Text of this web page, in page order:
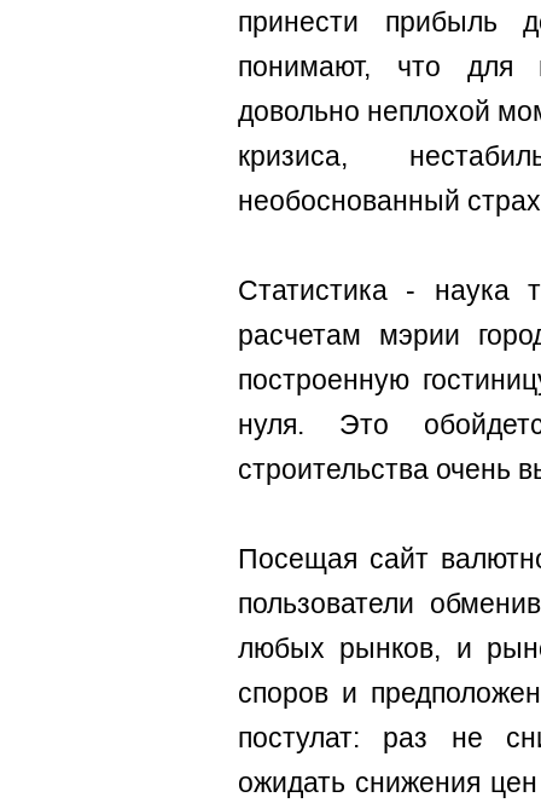
принести прибыль
понимают, что для
довольно неплохой
кризиса,
необоснованный
Статистика - наука
расчетам мэрии
построенную
нуля. Это
строительства очень
Посещая сайт
пользователи
любых рынков, и
споров и
постулат: раз не
ожидать снижения